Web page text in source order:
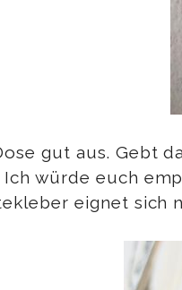
gut aus. Gebt
Ich würde euch
eignet sich